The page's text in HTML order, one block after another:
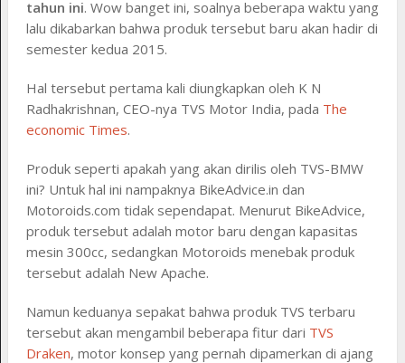
tahun ini. Wow banget ini, soalnya beberapa waktu yang
lalu dikabarkan bahwa produk tersebut baru akan hadir di
semester kedua 2015.
Hal tersebut pertama kali diungkapkan oleh K N
Radhakrishnan, CEO-nya TVS Motor India, pada The
economic Times.
Produk seperti apakah yang akan dirilis oleh TVS-BMW
ini? Untuk hal ini nampaknya BikeAdvice.in dan
Motoroids.com tidak sependapat. Menurut BikeAdvice,
produk tersebut adalah motor baru dengan kapasitas
mesin 300cc, sedangkan Motoroids menebak produk
tersebut adalah New Apache.
Namun keduanya sepakat bahwa produk TVS terbaru
tersebut akan mengambil beberapa fitur dari TVS
Draken, motor konsep yang pernah dipamerkan di ajang